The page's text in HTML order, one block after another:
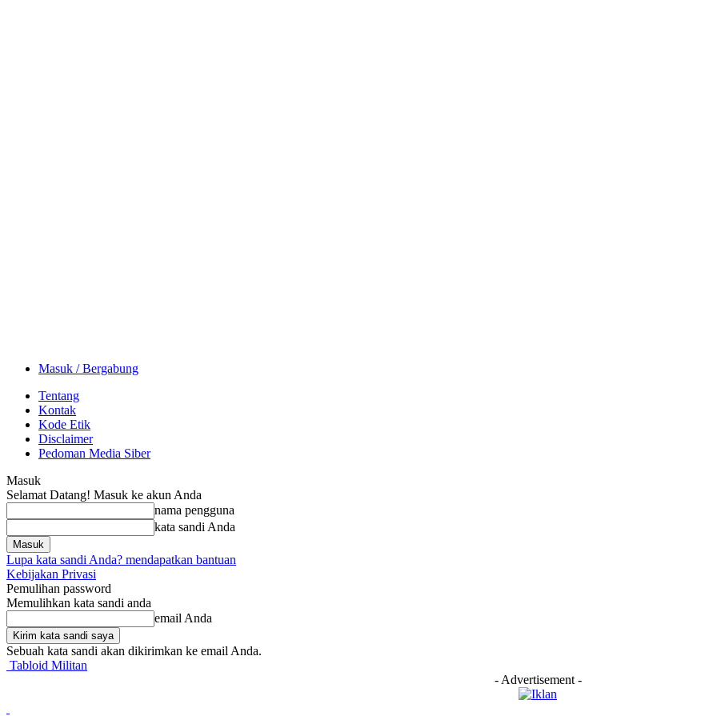
Masuk / Bergabung
Tentang
Kontak
Kode Etik
Disclaimer
Pedoman Media Siber
Masuk
Selamat Datang! Masuk ke akun Anda
nama pengguna
kata sandi Anda
Lupa kata sandi Anda? mendapatkan bantuan
Kebijakan Privasi
Pemulihan password
Memulihkan kata sandi anda
email Anda
Sebuah kata sandi akan dikirimkan ke email Anda.
Tabloid Militan
- Advertisement -